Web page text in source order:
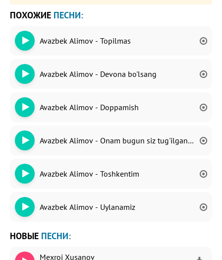
ПОХОЖИЕ ПЕСНИ:
Avazbek Alimov - Topilmas
Avazbek Alimov - Devona bo'lsang
Avazbek Alimov - Doppamish
Avazbek Alimov - Onam bugun siz tug'ilgan kun
Avazbek Alimov - Toshkentim
Avazbek Alimov - Uylanamiz
НОВЫЕ ПЕСНИ:
Mexroj Xusanov